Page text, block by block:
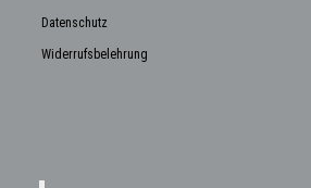
Datenschutz
Widerrufsbelehrung